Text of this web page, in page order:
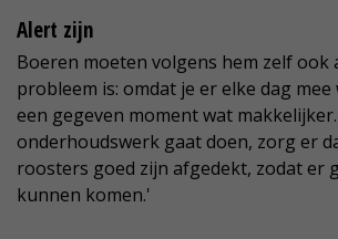
Alert zijn
Boeren moeten volgens hem zelf ook
probleem is: omdat je er elke dag
een gegeven moment wat makkelijker.
onderhoudswerk gaat doen, zorg er
roosters goed zijn afgedekt, zodat er
kunnen komen.'